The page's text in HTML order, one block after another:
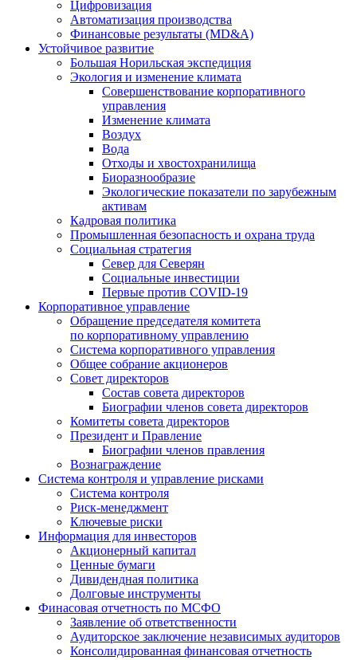
Цифровизация
Автоматизация производства
Финансовые результаты (MD&A)
Устойчивое развитие
Большая Норильская экспедиция
Экология и изменение климата
Совершенствование корпоративного
управления
Изменение климата
Воздух
Вода
Отходы и хвостохранилища
Биоразнообразие
Экологические показатели по зарубежным
активам
Кадровая политика
Промышленная безопасность и охрана труда
Социальная стратегия
Север для Северян
Социальные инвестиции
Первые против COVID‑19
Корпоративное управление
Обращение председателя комитета
по корпоративному управлению
Система корпоративного управления
Общее собрание акционеров
Совет директоров
Состав совета директоров
Биографии членов совета директоров
Комитеты совета директоров
Президент и Правление
Биографии членов правления
Вознаграждение
Система контроля и управление рисками
Система контроля
Риск-менеджмент
Ключевые риски
Информация для инвесторов
Акционерный капитал
Ценные бумаги
Дивидендная политика
Долговые инструменты
Финасовая отчетность по МСФО
Заявление об ответственности
Аудиторское заключение независимых аудиторов
Консолидированная финансовая отчетность